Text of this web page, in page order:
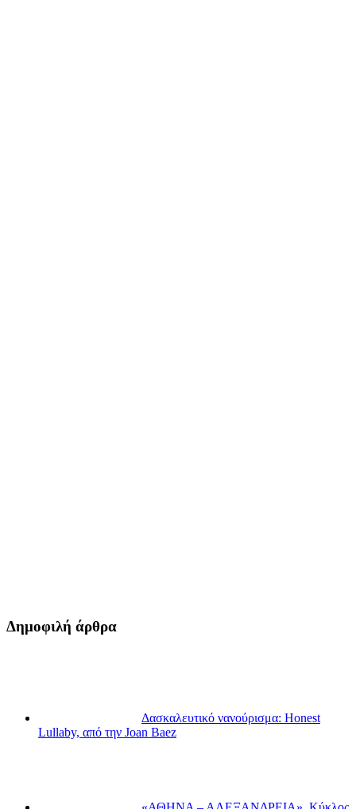
Δημοφιλή άρθρα
Δασκαλευτικό νανούρισμα: Honest
Lullaby, από την Joan Baez